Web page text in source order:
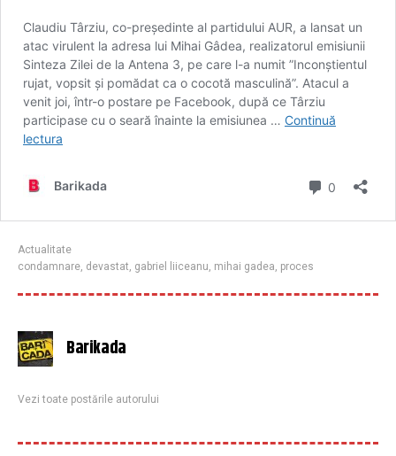
Actualitate
condamnare, devastat, gabriel liiceanu, mihai gadea, proces
Barikada
Vezi toate postările autorului